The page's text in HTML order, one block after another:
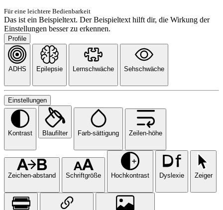
Für eine leichtere Bedienbarkeit
Das ist ein Beispieltext. Der Beispieltext hilft dir, die Wirkung der
Einstellungen besser zu erkennen.
Profile
ADHS Epilepsie Lernschwäche Sehschwäche
Einstellungen
Kontrast Blaufilter Farb-sättigung Zeilen-höhe
Zeichen-abstand Schriftgröße Hochkontrast Dyslexie Zeiger